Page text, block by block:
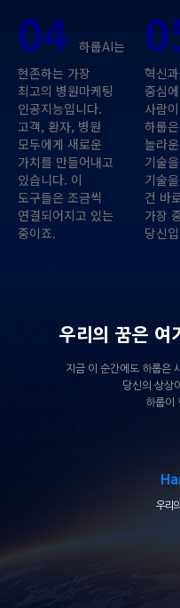
04
하룹AI는
현존하는 가장
최고의 병원마케팅
인공지능입니다.
고객, 환자, 병원
모두에게 새로운
가치를 만들어내고
있습니다. 이
도구들은 조금씩
연결되어지고 있는
중이죠.
혁신
중심
사람
하룹
놀라
기술
기술
건 바
가장
당신
우리의 꿈은 여
지금 이 순간에도 하룹은
당신의 상상
하룹이
우리